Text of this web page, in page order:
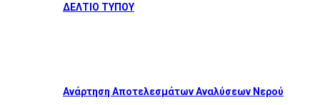
ΔΕΛΤΙΟ ΤΥΠΟΥ
Ανάρτηση Αποτελεσμάτων Αναλύσεων Νερού